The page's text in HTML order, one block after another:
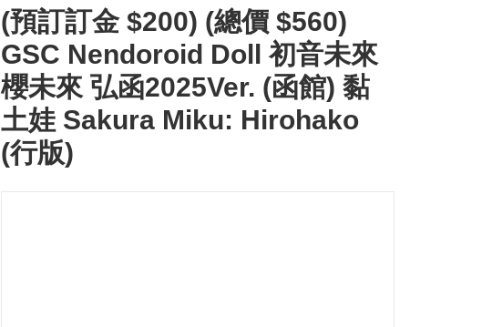
(預訂訂金 $200) (總價 $560)
GSC Nendoroid Doll 初音未來
櫻未來 弘函2025Ver. (函館) 黏
土娃 Sakura Miku: Hirohako
(行版)